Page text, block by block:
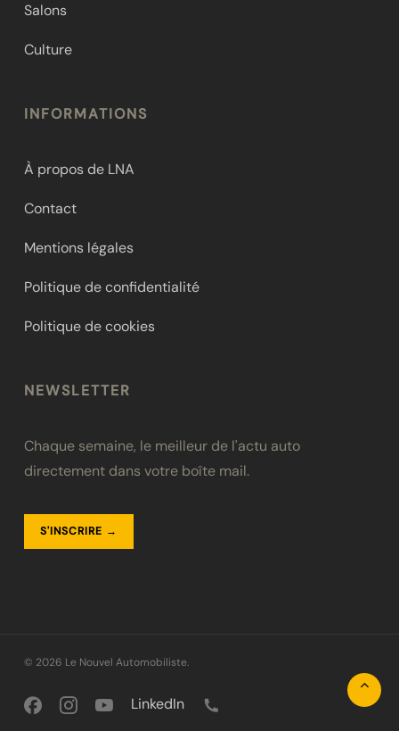
Salons
Culture
INFORMATIONS
À propos de LNA
Contact
Mentions légales
Politique de confidentialité
Politique de cookies
NEWSLETTER
Chaque semaine, le meilleur de l'actu auto
directement dans votre boîte mail.
S'INSCRIRE →
© 2026 Le Nouvel Automobiliste.
FacebookInstagramYoutubeLinkedIn
LinkedIn Phone